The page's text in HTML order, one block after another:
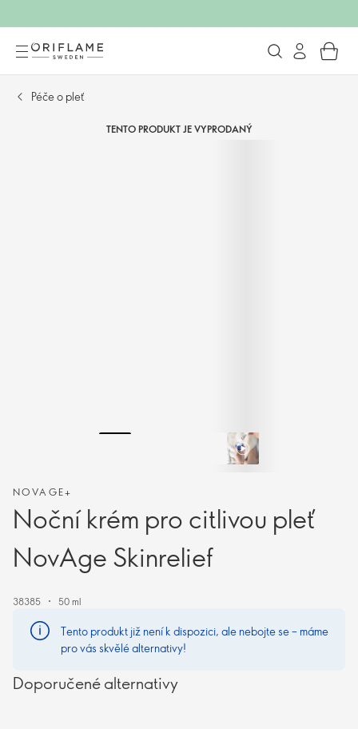
Péče o pleť
TENTO PRODUKT JE VYPRODANÝ
NOVAGE+
Noční krém pro citlivou pleť
NovAge Skinrelief
38385 50 ml
Tento produkt již není k dispozici, ale nebojte se – máme
pro vás skvělé alternativy!
Doporučené alternativy